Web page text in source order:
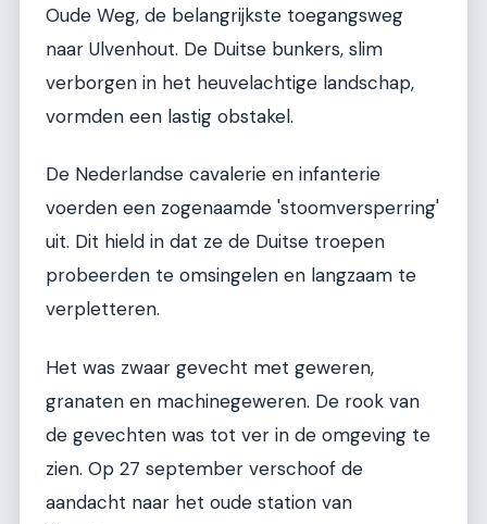
Oude Weg, de belangrijkste toegangsweg
naar Ulvenhout. De Duitse bunkers, slim
verborgen in het heuvelachtige landschap,
vormden een lastig obstakel.
De Nederlandse cavalerie en infanterie
voerden een zogenaamde 'stoomversperring'
uit. Dit hield in dat ze de Duitse troepen
probeerden te omsingelen en langzaam te
verpletteren.
Het was zwaar gevecht met geweren,
granaten en machinegeweren. De rook van
de gevechten was tot ver in de omgeving te
zien. Op 27 september verschoof de
aandacht naar het oude station van